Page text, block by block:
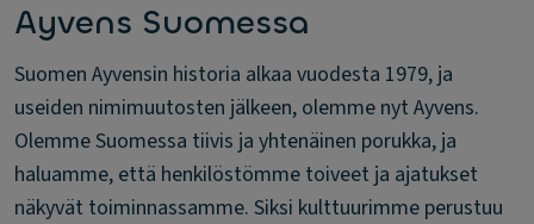
Ayvens Suomessa
Suomen Ayvensin historia alkaa vuodesta 1979, ja
useiden nimimuutosten jälkeen, olemme nyt Ayvens.
Olemme Suomessa tiivis ja yhtenäinen porukka, ja
haluamme, että henkilöstömme toiveet ja ajatukset
näkyvät toiminnassamme. Siksi kulttuurimme perustuu